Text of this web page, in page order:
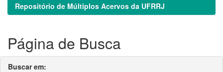
Repositório de Múltiplos Acervos da UFRRJ
Página de Busca
Buscar em: